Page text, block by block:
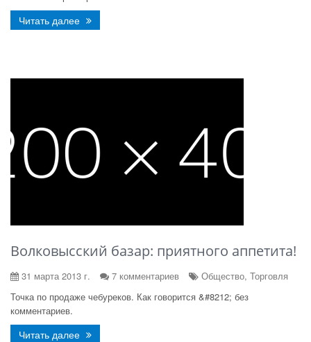
Читать далее
Волковысский базар: приятного аппетита!
31 марта 2013 г. 7 комментариев
Общество, Торговля
Точка по продаже чебуреков. Как говорится &#8212; без
комментариев.
Читать далее